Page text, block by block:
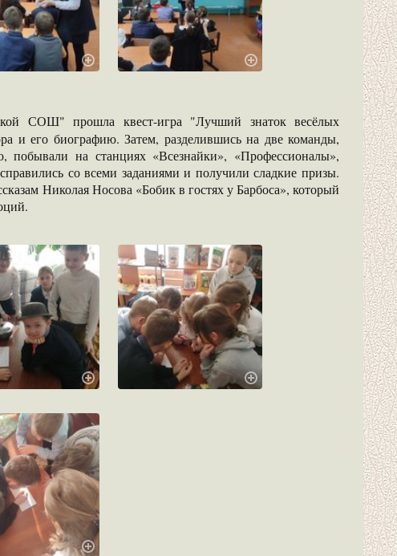
СОШ" прошла квест-игра "Лучший знаток весёлых
и его биографию. Затем, разделившись на две команды,
на станциях «Всезнайки», «Профессионалы»,
со всеми заданиями и получили сладкие призы.
Николая Носова «Бобик в гостях у Барбоса», который